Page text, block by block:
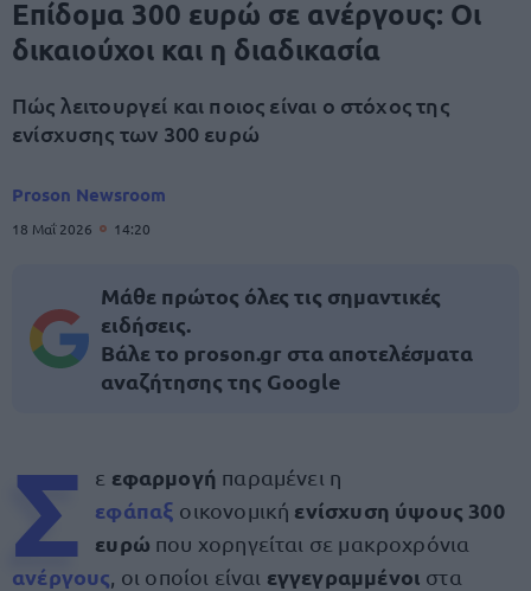
Επίδομα 300 ευρώ σε ανέργους: Οι
δικαιούχοι και η διαδικασία
Πώς λειτουργεί και ποιος είναι ο στόχος της
ενίσχυσης των 300 ευρώ
Proson Newsroom
18 Μαΐ 2026 14:20
Μάθε πρώτος όλες τις σημαντικές
ειδήσεις.
Βάλε το proson.gr στα αποτελέσματα
αναζήτησης της Google
Σ ε εφαρμογή παραμένει η
εφάπαξ οικονομική ενίσχυση ύψους 300
ευρώ που χορηγείται σε μακροχρόνια
ανέργους , οι οποίοι είναι εγγεγραμμένοι στα